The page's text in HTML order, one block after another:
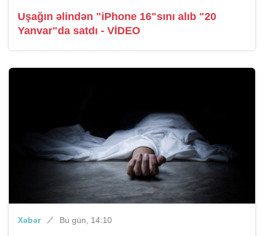
Uşağın əlindən "iPhone 16"sını alıb "20
Yanvar"da satdı - VİDEO
Xəbər Bu gün, 14:10